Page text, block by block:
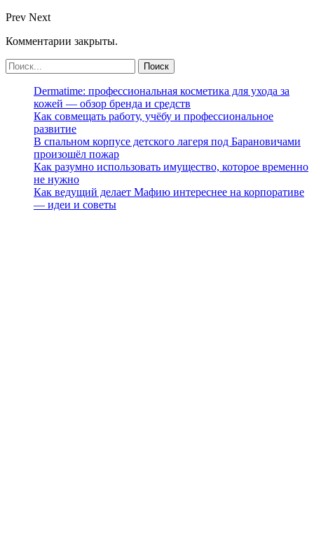
Prev Next
Комментарии закрыты.
Dermatime: профессиональная косметика для ухода за
кожей — обзор бренда и средств
Как совмещать работу, учёбу и профессиональное
развитие
В спальном корпусе детского лагеря под Барановичами
произошёл пожар
Как разумно использовать имущество, которое временно
не нужно
Как ведущий делает Мафию интереснее на корпоративе
— идеи и советы